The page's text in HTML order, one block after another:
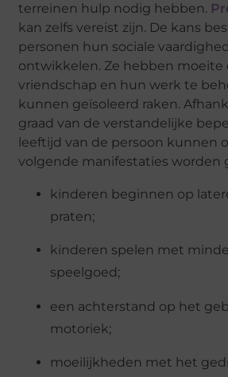
terreinen hulp nodig hebben.
kan zelfs vereist zijn. De kans
personen hun sociale
ontwikkelen. Ze hebben moeite
vriendschap en hun werk te
kunnen geïsoleerd raken.
graad van de verstandelijke
leeftijd van de persoon kunnen
volgende manifestaties worden
kinderen beginnen op
praten;
kinderen spelen met
speelgoed;
een achterstand op het
motoriek;
moeilijkheden met het